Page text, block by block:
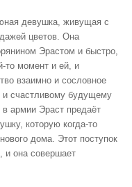
девушка, живущая с
цветов. Она
Эрастом и быстро,
то момент и ей, и
взаимно и сословное
счастливому будущему
армии Эраст предаёт
которую когда-то
дома. Этот поступок
и она совершает